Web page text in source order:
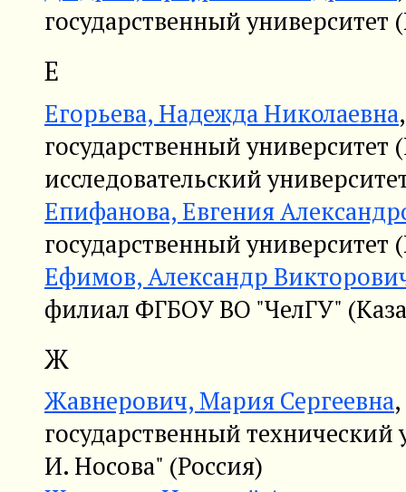
государственный университет
Е
Егорьева, Надежда Николаевна
государственный
исследовательский
Епифанова, Евгения
государственный университет
Ефимов, Александр
филиал ФГБОУ ВО "ЧелГУ"
Ж
Жавнерович, Мария Сергеевна
государственный
И. Носова" (Россия)